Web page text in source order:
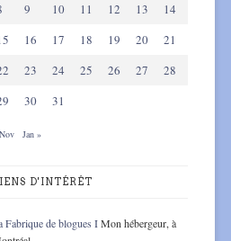
9 10 11 12 13
14
16 17 18 19 20
21
23 24 25 26 27
28
30 31
Jan »
D'INTÉRÊT
Fabrique de blogues IMon hébergeur, à